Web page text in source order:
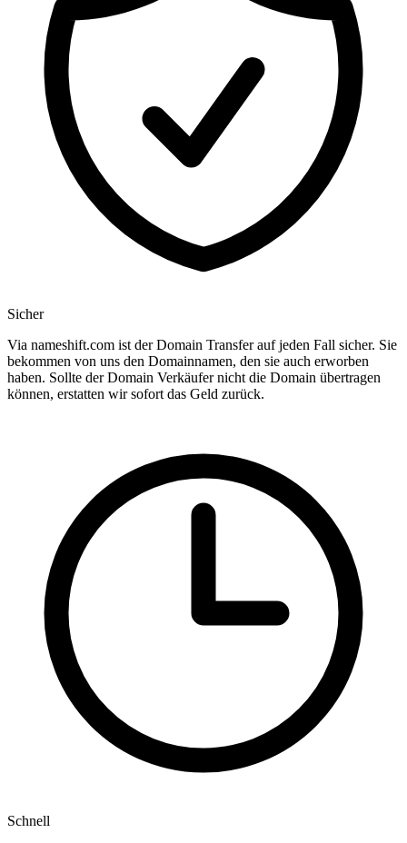
Sicher
Via nameshift.com ist der Domain Transfer auf jeden Fall sicher. Sie
bekommen von uns den Domainnamen, den sie auch erworben
haben. Sollte der Domain Verkäufer nicht die Domain übertragen
können, erstatten wir sofort das Geld zurück.
Schnell